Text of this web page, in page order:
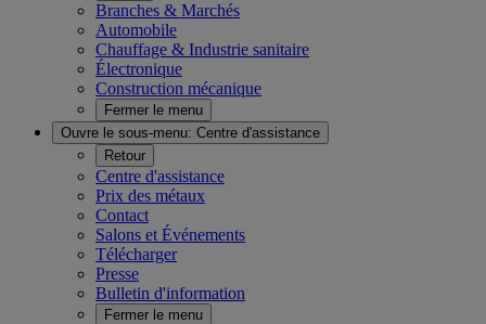
Branches & Marchés
Automobile
Chauffage & Industrie sanitaire
Électronique
Construction mécanique
Fermer le menu
Ouvre le sous-menu: Centre d'assistance
Retour
Centre d'assistance
Prix des métaux
Contact
Salons et Événements
Télécharger
Presse
Bulletin d'information
Fermer le menu